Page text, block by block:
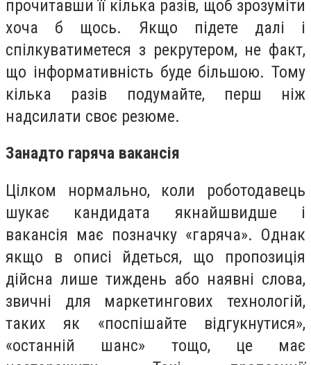
прочитавши її кілька разів, щоб зрозуміти
хоча б щось. Якщо підете далі і
спілкуватиметеся з рекрутером, не факт,
що інформативність буде більшою. Тому
кілька разів подумайте, перш ніж
надсилати своє резюме.
Занадто гаряча вакансія
Цілком нормально, коли роботодавець
шукає кандидата якнайшвидше і
вакансія має позначку «гаряча». Однак
якщо в описі йдеться, що пропозиція
дійсна лише тиждень або наявні слова,
звичні для маркетингових технологій,
таких як «поспішайте відгукнутися»,
«останній шанс» тощо, це має